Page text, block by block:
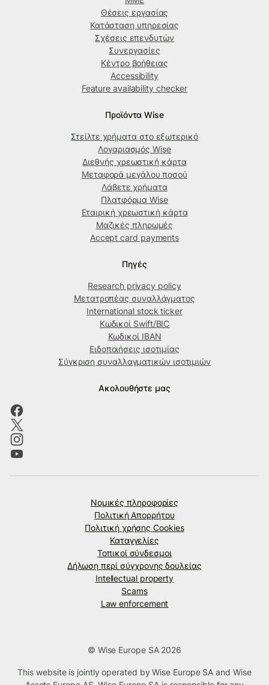
Θέσεις εργασίας
Κατάσταση υπηρεσίας
Σχέσεις επενδυτών
Συνεργασίες
Κέντρο βοήθειας
Accessibility
Feature availability checker
Προϊόντα Wise
Στείλτε χρήματα στο εξωτερικό
Λογαριασμός Wise
Διεθνής χρεωστική κάρτα
Μεταφορά μεγάλου ποσού
Λάβετε χρήματα
Πλατφόρμα Wise
Εταιρική χρεωστική κάρτα
Μαζικές πληρωμές
Accept card payments
Πηγές
Research privacy policy
Μετατροπέας συναλλάγματος
International stock ticker
Κωδικοί Swift/BIC
Κωδικοί IBAN
Ειδοποιήσεις ισοτιμίας
Σύγκριση συναλλαγματικών ισοτιμιών
Ακολουθήστε μας
Νομικές πληροφορίες
Πολιτική Απορρήτου
Πολιτική χρήσης Cookies
Καταγγελίες
Τοπικοί σύνδεσμοι
Δήλωση περί σύγχρονης δουλείας
Intellectual property
Scams
Law enforcement
© Wise Europe SA 2026
This website is jointly operated by Wise Europe SA and Wise